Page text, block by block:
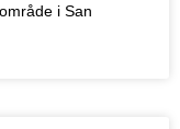
i San